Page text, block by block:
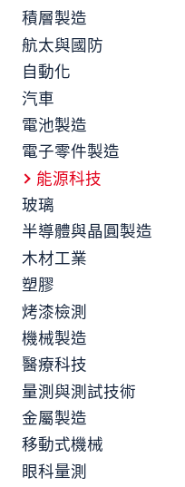
積層製造
航太與國防
自動化
汽車
電池製造
電子零件製造
能源科技
玻璃
半導體與晶圓製造
木材工業
塑膠
烤漆檢測
機械製造
醫療科技
量測與測試技術
金屬製造
移動式機械
眼科量測